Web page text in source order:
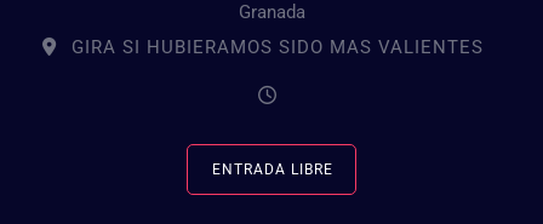
Granada
GIRA SI HUBIERAMOS SIDO MAS VALIENTES
ENTRADA LIBRE